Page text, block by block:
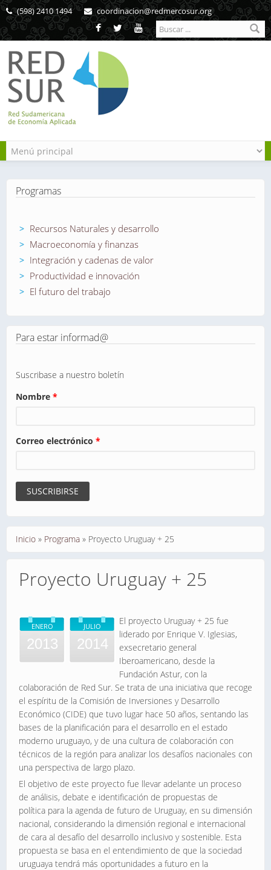
Pasar al contenido principal
(598) 2410 1494 coordinacion@redmercosur.org
Formulario de
búsqueda
Programas
Recursos Naturales y desarrollo
Macroeconomía y finanzas
Integración y cadenas de valor
Productividad e innovación
El futuro del trabajo
Para estar informad@
Suscribase a nuestro boletín
Nombre *
Correo electrónico *
Se encuentra usted aquí
Inicio » Programa » Proyecto Uruguay + 25
Proyecto Uruguay + 25
ENERO
2013
JULIO
2014
El proyecto Uruguay + 25 fue
liderado por Enrique V. Iglesias,
exsecretario general
Iberoamericano, desde la
Fundación Astur, con la
colaboración de Red Sur. Se trata de una iniciativa que recoge
el espíritu de la Comisión de Inversiones y Desarrollo
Económico (CIDE) que tuvo lugar hace 50 años, sentando las
bases de la planificación para el desarrollo en el estado
moderno uruguayo, y de una cultura de colaboración con
técnicos de la región para analizar los desafíos nacionales con
una perspectiva de largo plazo.
El objetivo de este proyecto fue llevar adelante un proceso
de análisis, debate e identificación de propuestas de
política para la agenda de futuro de Uruguay, en su dimensión
nacional, considerando la dimensión regional e internacional
de cara al desafío del desarrollo inclusivo y sostenible. Esta
propuesta se basa en el entendimiento de que la sociedad
uruguaya tendrá más oportunidades a futuro en la